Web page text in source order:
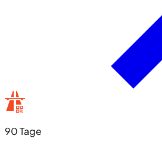
90 Tage